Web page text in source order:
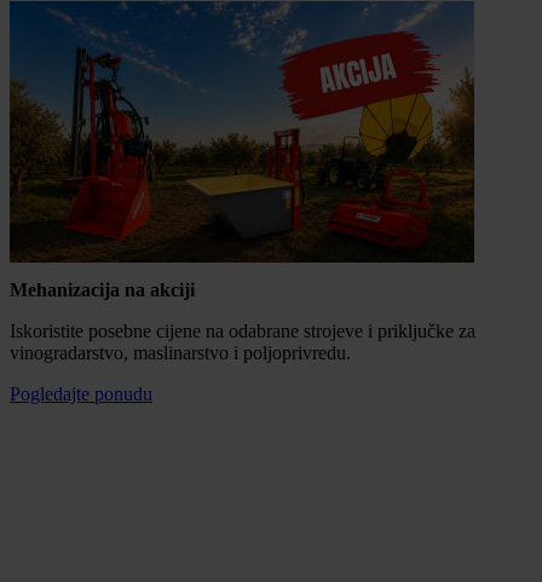
Mehanizacija na akciji
Iskoristite posebne cijene na odabrane strojeve i priključke za
vinogradarstvo, maslinarstvo i poljoprivredu.
Pogledajte ponudu